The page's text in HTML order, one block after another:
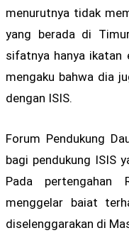
menurutnya tidak
yang berada di
sifatnya hanya ikatan
mengaku bahwa dia
dengan ISIS.
Forum Pendukung
bagi pendukung ISIS
Pada pertengahan
menggelar baiat
diselenggarakan di